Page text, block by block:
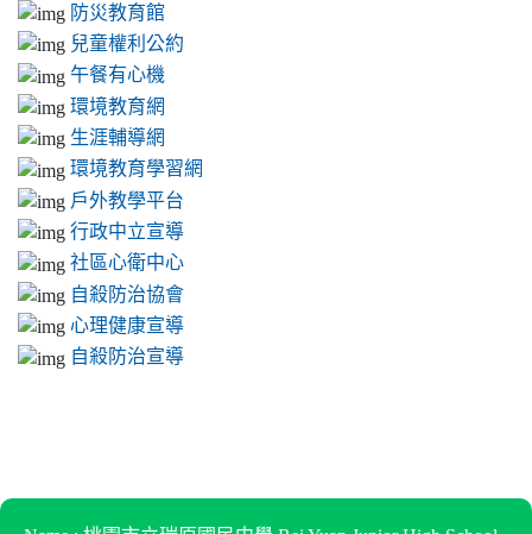
防災教育館
兒童權利公約
午餐有心機
環境教育網
生涯輔導網
環境教育學習網
戶外教學平台
行政中立宣導
社區心衛中心
自殺防治協會
心理健康宣導
自殺防治宣導